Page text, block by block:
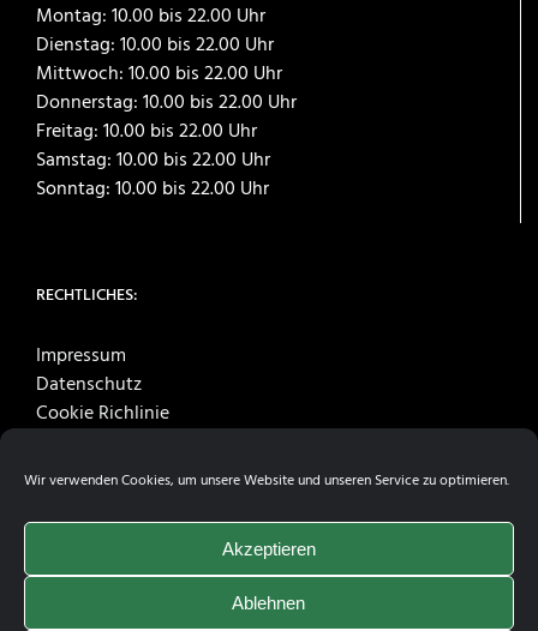
Wir verwenden Cookies, um unsere Website und unseren Service zu optimieren.
Akzeptieren
Ablehnen
Montag: 10.00 bis 22.00 Uhr
Dienstag: 10.00 bis 22.00 Uhr
Mittwoch: 10.00 bis 22.00 Uhr
Donnerstag: 10.00 bis 22.00 Uhr
Freitag: 10.00 bis 22.00 Uhr
Samstag: 10.00 bis 22.00 Uhr
Sonntag: 10.00 bis 22.00 Uhr
RECHTLICHES:
Impressum
Datenschutz
Cookie Richlinie